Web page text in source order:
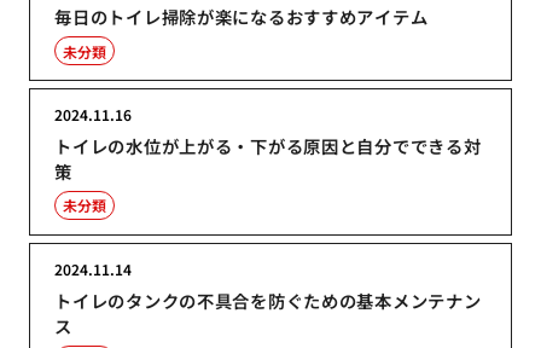
毎日のトイレ掃除が楽になるおすすめアイテム
未分類
トイレの水位が上がる・下がる原因と自分でできる対
策
2024.11.16
未分類
トイレのタンクの不具合を防ぐための基本メンテナン
ス
2024.11.14